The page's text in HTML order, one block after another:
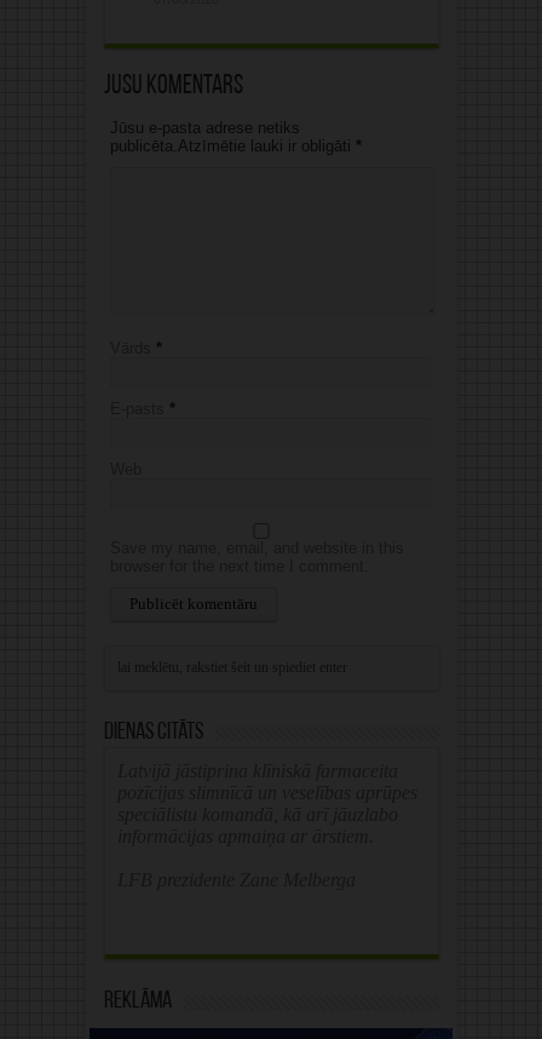
Jūsu komentārs
Jūsu e-pasta adrese netiks
publicēta.Atzīmētie lauki ir obligāti *
*
*
Dienas citāts
Reklāma